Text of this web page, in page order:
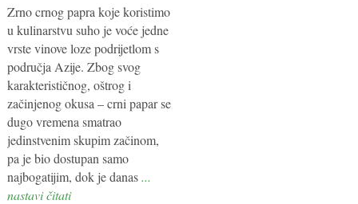
Zrno crnog papra koje koristimo
u kulinarstvu suho je voće jedne
vrste vinove loze podrijetlom s
područja Azije. Zbog svog
karakterističnog, oštrog i
začinjenog okusa – crni papar se
dugo vremena smatrao
jedinstvenim skupim začinom,
pa je bio dostupan samo
najbogatijim, dok je danas...
nastavi čitati